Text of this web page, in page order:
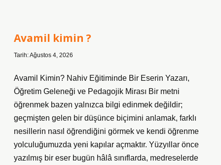
Avamil kimin ?
Tarih: Ağustos 4, 2026
Avamil Kimin? Nahiv Eğitiminde Bir Eserin Yazarı,
Öğretim Geleneği ve Pedagojik Mirası Bir metni
öğrenmek bazen yalnızca bilgi edinmek değildir;
geçmişten gelen bir düşünce biçimini anlamak, farklı
nesillerin nasıl öğrendiğini görmek ve kendi öğrenme
yolculuğumuzda yeni kapılar açmaktır. Yüzyıllar önce
yazılmış bir eser bugün hâlâ sınıflarda, medreselerde